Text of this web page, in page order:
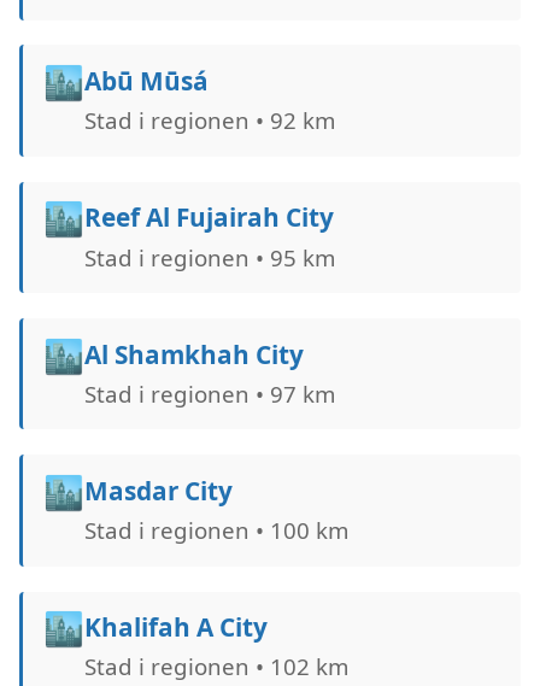
🏙️Abū Mūsá
Stad i regionen • 92 km
🏙️Reef Al Fujairah City
Stad i regionen • 95 km
🏙️Al Shamkhah City
Stad i regionen • 97 km
🏙️Masdar City
Stad i regionen • 100 km
🏙️Khalifah A City
Stad i regionen • 102 km